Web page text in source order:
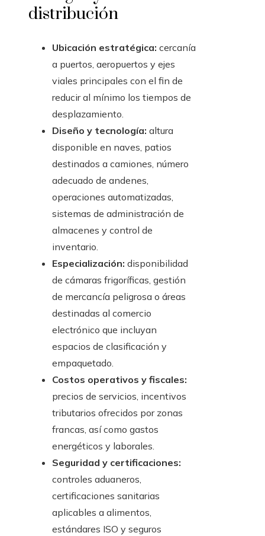
distribución
Ubicación estratégica: cercanía
a puertos, aeropuertos y ejes
viales principales con el fin de
reducir al mínimo los tiempos de
desplazamiento.
Diseño y tecnología: altura
disponible en naves, patios
destinados a camiones, número
adecuado de andenes,
operaciones automatizadas,
sistemas de administración de
almacenes y control de
inventario.
Especialización: disponibilidad
de cámaras frigoríficas, gestión
de mercancía peligrosa o áreas
destinadas al comercio
electrónico que incluyan
espacios de clasificación y
empaquetado.
Costos operativos y fiscales:
precios de servicios, incentivos
tributarios ofrecidos por zonas
francas, así como gastos
energéticos y laborales.
Seguridad y certificaciones:
controles aduaneros,
certificaciones sanitarias
aplicables a alimentos,
estándares ISO y seguros